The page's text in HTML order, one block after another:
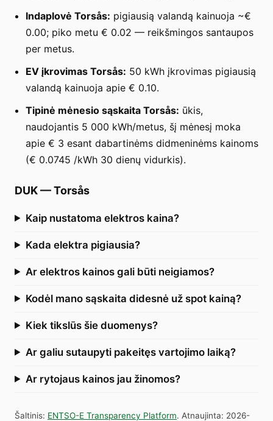
Indaplovė Torsås: pigiausią valandą kainuoja ~€
0.00; piko metu € 0.02 — reikšmingos santaupos
per metus.
EV įkrovimas Torsås: 50 kWh įkrovimas pigiausią
valandą kainuoja apie € 0.10.
Tipinė mėnesio sąskaita Torsås: ūkis,
naudojantis 5 000 kWh/metus, šį mėnesį moka
apie € 3 esant dabartinėms didmeninėms kainoms
(€ 0.0745 /kWh 30 dienų vidurkis).
DUK—Torsås
Kaip nustatoma elektros kaina?
Kada elektra pigiausia?
Ar elektros kainos gali būti neigiamos?
Kodėl mano sąskaita didesnė už spot kainą?
Kiek tikslūs šie duomenys?
Ar galiu sutaupyti pakeitęs vartojimo laiką?
Ar rytojaus kainos jau žinomos?
Šaltinis: ENTSO-E Transparency Platform. Atnaujinta: 2026-